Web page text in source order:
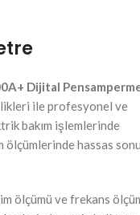
Dijital
ile profesyonel ve
bakım işlemlerinde
ölçümlerinde hassas
ölçümü ve frekans